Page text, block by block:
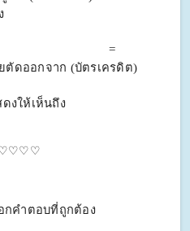
=
ตัดออกจาก (บัตรเครดิต)
to
ห้เห็นถึง
กคำตอบที่ถูกต้อง